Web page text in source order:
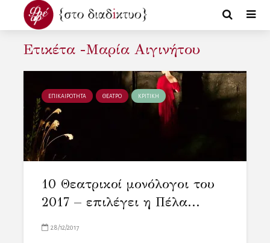
Ετικέτα -Μαρία Αιγινήτου
ΕΠΙΚΑΙΡΟΤΗΤΑ ΘΕΑΤΡΟ ΚΡΙΤΙΚΗ
10 Θεατρικοί μονόλογοι του
2017 – επιλέγει η Πέλα...
28/12/2017